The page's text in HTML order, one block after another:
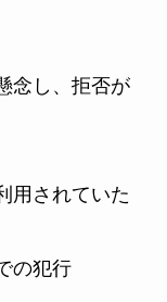
念し、拒否が
用されていた
の犯行